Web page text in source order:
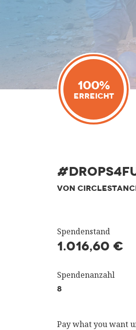
100%
Erreicht
VON
Spendenstand
1.016,60 €
Spendenanzahl
8
Pay what you want